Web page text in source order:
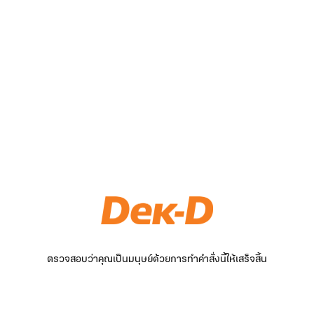
ตรวจสอบว่าคุณเป็นมนุษย์ด้วยการทำคำสั่งนี้ให้เสร็จสิ้น